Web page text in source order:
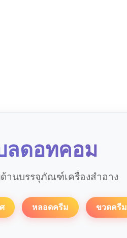
ลดอทคอม
านบรรจุภัณฑ์เครื่องสำอาง
หลอดครีม ขวดครีม